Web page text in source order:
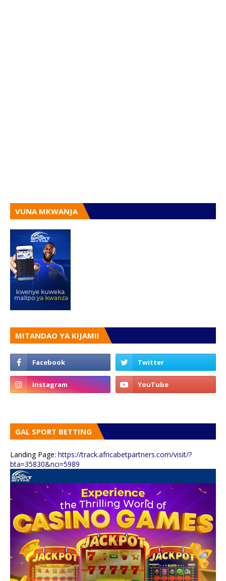
VUNA MKWANJA
MITANDAO YA KIJAMII
GAL SPORT BETTING
Landing Page: https://track.africabetpartners.com/visit/?
bta=35830&nci=5989